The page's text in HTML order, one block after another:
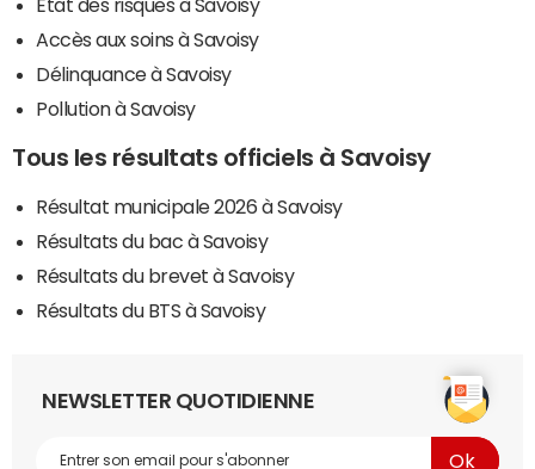
Etat des risques à Savoisy
Accès aux soins à Savoisy
Délinquance à Savoisy
Pollution à Savoisy
Tous les résultats officiels à Savoisy
Résultat municipale 2026 à Savoisy
Résultats du bac à Savoisy
Résultats du brevet à Savoisy
Résultats du BTS à Savoisy
NEWSLETTER QUOTIDIENNE